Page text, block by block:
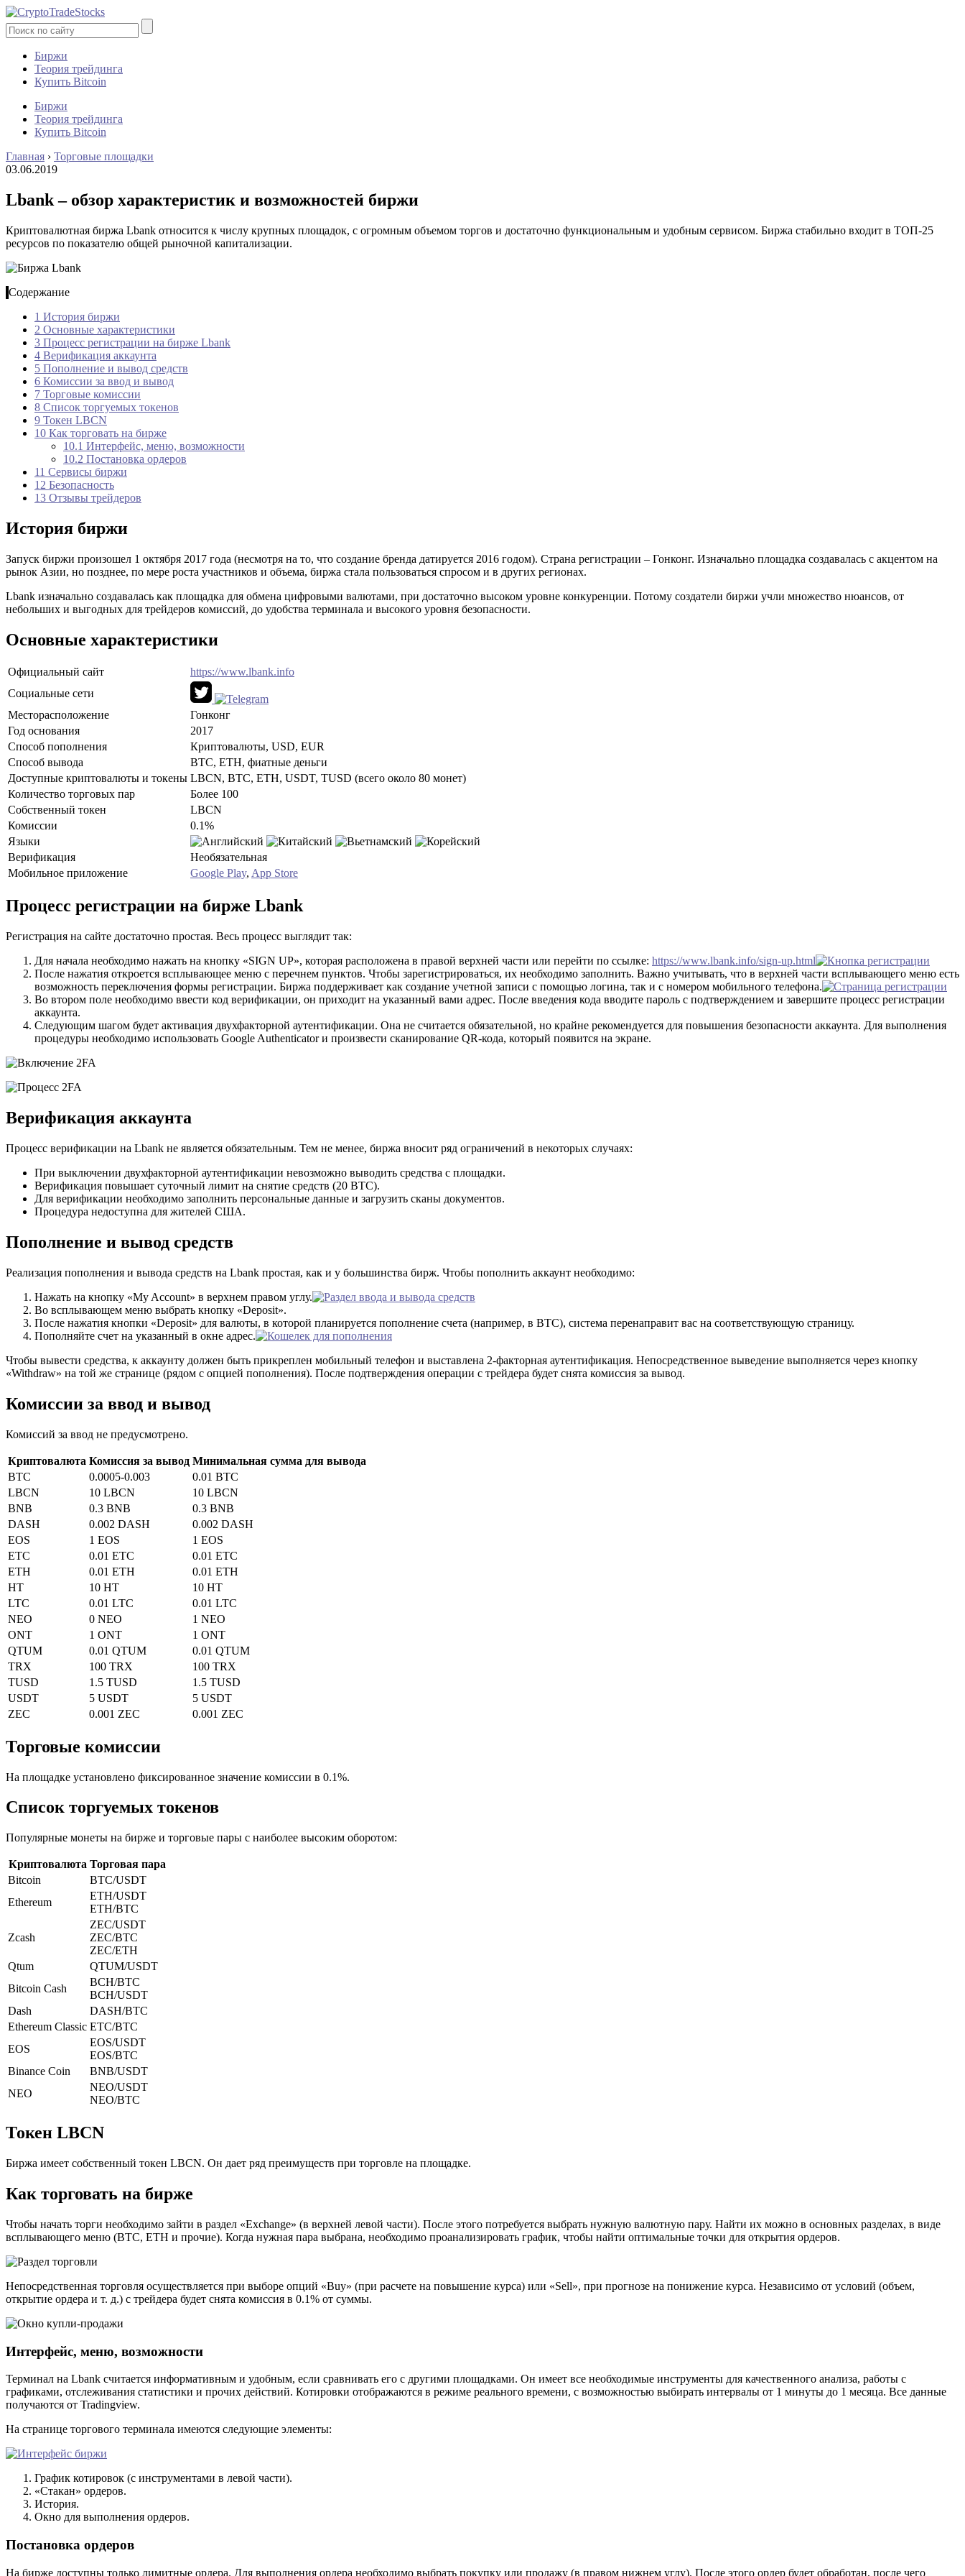
Биржи
Теория трейдинга
Купить Bitcoin
Биржи
Теория трейдинга
Купить Bitcoin
Главная › Торговые площадки
03.06.2019
Lbank – обзор характеристик и возможностей биржи
Криптовалютная биржа Lbank относится к числу крупных площадок, с огромным объемом торгов и достаточно функциональным и удобным сервисом. Биржа стабильно входит в ТОП-25
ресурсов по показателю общей рыночной капитализации.
Содержание
1 История биржи
2 Основные характеристики
3 Процесс регистрации на бирже Lbank
4 Верификация аккаунта
5 Пополнение и вывод средств
6 Комиссии за ввод и вывод
7 Торговые комиссии
8 Список торгуемых токенов
9 Токен LBCN
10 Как торговать на бирже
10.1 Интерфейс, меню, возможности
10.2 Постановка ордеров
11 Сервисы биржи
12 Безопасность
13 Отзывы трейдеров
История биржи
Запуск биржи произошел 1 октября 2017 года (несмотря на то, что создание бренда датируется 2016 годом). Страна регистрации – Гонконг. Изначально площадка создавалась с акцентом на
рынок Азии, но позднее, по мере роста участников и объема, биржа стала пользоваться спросом и в других регионах.
Lbank изначально создавалась как площадка для обмена цифровыми валютами, при достаточно высоком уровне конкуренции. Потому создатели биржи учли множество нюансов, от
небольших и выгодных для трейдеров комиссий, до удобства терминала и высокого уровня безопасности.
Основные характеристики
Официальный сайт
https://www.lbank.info
Социальные сети
Месторасположение
Гонконг
Год основания
2017
Способ пополнения
Криптовалюты, USD, EUR
Способ вывода
BTC, ETH, фиатные деньги
Доступные криптовалюты и токены LBCN, BTC, ETH, USDT, TUSD (всего около 80 монет)
Количество торговых пар
Более 100
Собственный токен
LBCN
Комиссии
0.1%
Языки
Верификация
Необязательная
Мобильное приложение
Google Play, App Store
Процесс регистрации на бирже Lbank
Регистрация на сайте достаточно простая. Весь процесс выглядит так:
Для начала необходимо нажать на кнопку «SIGN UP», которая расположена в правой верхней части или перейти по ссылке: https://www.lbank.info/sign-up.html
После нажатия откроется всплывающее меню с перечнем пунктов. Чтобы зарегистрироваться, их необходимо заполнить. Важно учитывать, что в верхней части всплывающего меню есть
возможность переключения формы регистрации. Биржа поддерживает как создание учетной записи с помощью логина, так и с номером мобильного телефона.
Во втором поле необходимо ввести код верификации, он приходит на указанный вами адрес. После введения кода вводите пароль с подтверждением и завершите процесс регистрации
аккаунта.
Следующим шагом будет активация двухфакторной аутентификации. Она не считается обязательной, но крайне рекомендуется для повышения безопасности аккаунта. Для выполнения
процедуры необходимо использовать Google Authenticator и произвести сканирование QR-кода, который появится на экране.
Верификация аккаунта
Процесс верификации на Lbank не является обязательным. Тем не менее, биржа вносит ряд ограничений в некоторых случаях:
При выключении двухфакторной аутентификации невозможно выводить средства с площадки.
Верификация повышает суточный лимит на снятие средств (20 BTC).
Для верификации необходимо заполнить персональные данные и загрузить сканы документов.
Процедура недоступна для жителей США.
Пополнение и вывод средств
Реализация пополнения и вывода средств на Lbank простая, как и у большинства бирж. Чтобы пополнить аккаунт необходимо:
Нажать на кнопку «My Account» в верхнем правом углу.
Во всплывающем меню выбрать кнопку «Deposit».
После нажатия кнопки «Deposit» для валюты, в которой планируется пополнение счета (например, в BTC), система перенаправит вас на соответствующую страницу.
Пополняйте счет на указанный в окне адрес.
Чтобы вывести средства, к аккаунту должен быть прикреплен мобильный телефон и выставлена 2-факторная аутентификация. Непосредственное выведение выполняется через кнопку
«Withdraw» на той же странице (рядом с опцией пополнения). После подтверждения операции с трейдера будет снята комиссия за вывод.
Комиссии за ввод и вывод
Комиссий за ввод не предусмотрено.
Криптовалюта Комиссия за вывод Минимальная сумма для вывода
BTC
0.0005-0.003
0.01 BTC
LBCN
10 LBCN
10 LBCN
BNB
0.3 BNB
0.3 BNB
DASH
0.002 DASH
0.002 DASH
EOS
1 EOS
1 EOS
ETC
0.01 ETC
0.01 ETC
ETH
0.01 ETH
0.01 ETH
HT
10 HT
10 HT
LTC
0.01 LTC
0.01 LTC
NEO
0 NEO
1 NEO
ONT
1 ONT
1 ONT
QTUM
0.01 QTUM
0.01 QTUM
TRX
100 TRX
100 TRX
TUSD
1.5 TUSD
1.5 TUSD
USDT
5 USDT
5 USDT
ZEC
0.001 ZEC 0.001 ZEC
Торговые комиссии
На площадке установлено фиксированное значение комиссии в 0.1%.
Список торгуемых токенов
Популярные монеты на бирже и торговые пары с наиболее высоким оборотом:
Криптовалюта Торговая пара
Bitcoin
BTC/USDT
Ethereum
ETH/USDT
ETH/BTC
Zcash
ZEC/USDT
ZEC/BTC
ZEC/ETH
Qtum
QTUM/USDT
Bitcoin Cash
BCH/BTC
BCH/USDT
Dash
DASH/BTC
Ethereum Classic ETC/BTC
EOS
EOS/USDT
EOS/BTC
Binance Coin
BNB/USDT
NEO
NEO/USDT
NEO/BTC
Токен LBCN
Биржа имеет собственный токен LBCN. Он дает ряд преимуществ при торговле на площадке.
Как торговать на бирже
Чтобы начать торги необходимо зайти в раздел «Exchange» (в верхней левой части). После этого потребуется выбрать нужную валютную пару. Найти их можно в основных разделах, в виде
всплывающего меню (BTC, ETH и прочие). Когда нужная пара выбрана, необходимо проанализировать график, чтобы найти оптимальные точки для открытия ордеров.
Непосредственная торговля осуществляется при выборе опций «Buy» (при расчете на повышение курса) или «Sell», при прогнозе на понижение курса. Независимо от условий (объем,
открытие ордера и т. д.) с трейдера будет снята комиссия в 0.1% от суммы.
Интерфейс, меню, возможности
Терминал на Lbank считается информативным и удобным, если сравнивать его с другими площадками. Он имеет все необходимые инструменты для качественного анализа, работы с
графиками, отслеживания статистики и прочих действий. Котировки отображаются в режиме реального времени, с возможностью выбирать интервалы от 1 минуты до 1 месяца. Все данные
получаются от Tradingview.
На странице торгового терминала имеются следующие элементы:
График котировок (с инструментами в левой части).
«Стакан» ордеров.
История.
Окно для выполнения ордеров.
Постановка ордеров
На бирже доступны только лимитные ордера. Для выполнения ордера необходимо выбрать покупку или продажу (в правом нижнем углу). После этого ордер будет обработан, после чего